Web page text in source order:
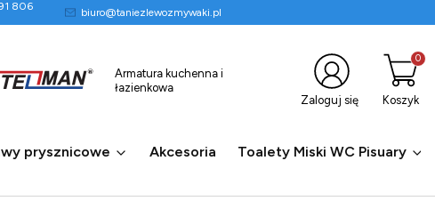
806
biuro@taniezlewozmywaki.pl
Armatura kuchenna i
łazienkowa
Zaloguj się
Koszyk
prysznicowe Akcesoria Toalety Miski WC Pisuary